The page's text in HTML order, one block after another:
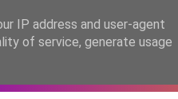
ESPECIAIS
IP address and user-agent
of service, generate usage